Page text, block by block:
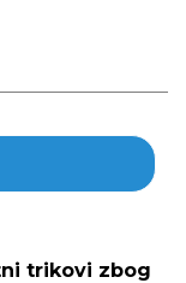
trikovi zbog